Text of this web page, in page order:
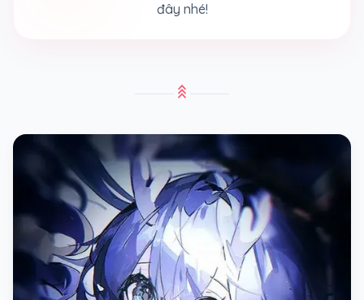
đây nhé!
stat_3